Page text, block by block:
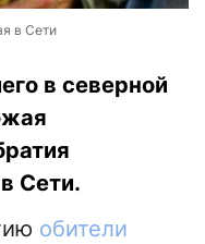
в Сети
в северной
Сети.
обители